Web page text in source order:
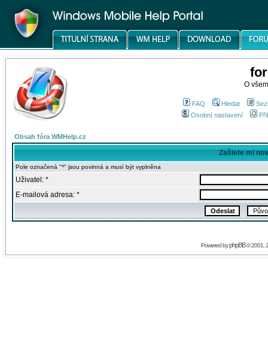
O
FAQ Hledat
Osobní nastavení
Obsah fóra WMHelp.cz
Zašlete mi
Pole označená "*" jsou povinná a musí být vyplněna
Uživatel: *
E-mailová adresa: *
Powered byphpBB© 2001,